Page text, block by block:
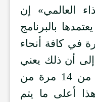
العالمي» إن
بالبرنامج
في كافة أنحاء
أن ذلك يعني
أن الأسعار ارتفعت لأكثر من 14 مرة من
أعلى ما يتم